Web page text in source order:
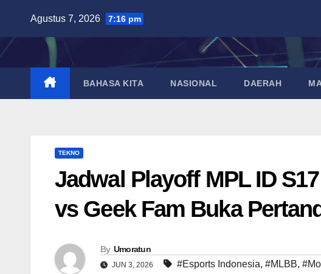
content
Agustus 7, 2026 7:16 pm
BAHASA KITA NASIONAL DAERAH
TEKNO
Jadwal Playoff MPL ID
vs Geek Fam Buka
By Umoratun
JUN 3, 2026 #Esports Indonesia, #MLBB,